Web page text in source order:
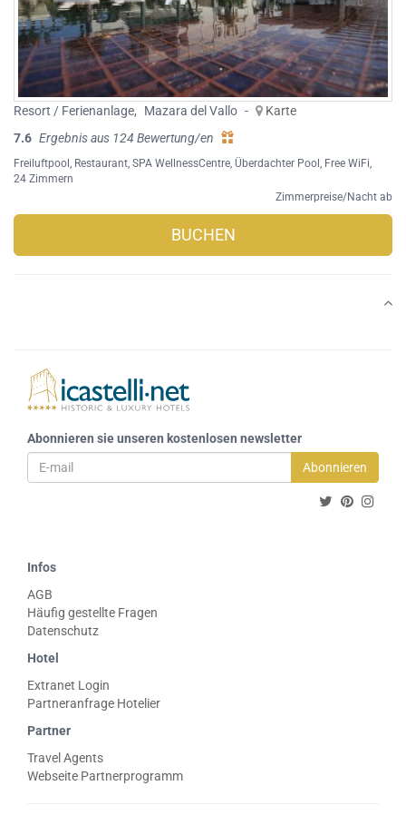
Resort / Ferienanlage, Mazara del Vallo -
Karte
7.6 Ergebnis aus 124 Bewertung/en
Freiluftpool Restaurant SPA WellnessCentre Überdachter Pool Free WiFi
24 Zimmern
Zimmerpreise/Nacht ab
BUCHEN
Abonnieren sie unseren kostenlosen newsletter
Abonnieren
Infos
AGB
Häufig gestellte Fragen
Datenschutz
Hotel
Extranet Login
Partneranfrage Hotelier
Partner
Travel Agents
Webseite Partnerprogramm